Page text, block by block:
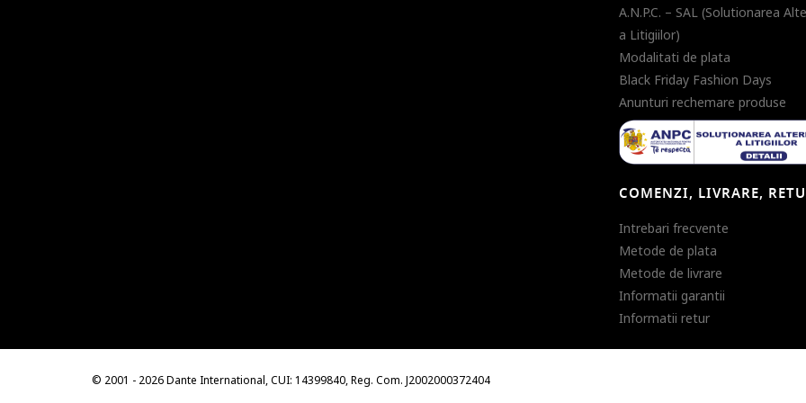
A.N.P.C. – SAL (Solutionarea
a Litigiilor)
Modalitati de plata
Black Friday Fashion Days
Anunturi rechemare produse
COMENZI, LIVRARE,
Intrebari frecvente
Metode de plata
Metode de livrare
Informatii garantii
Informatii retur
© 2001 - 2026 Dante International, CUI: 14399840, Reg. Com. J2002000372404